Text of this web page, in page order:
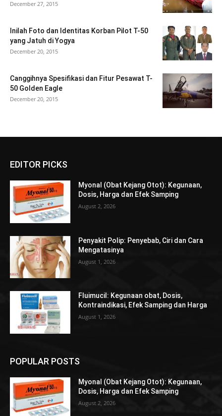
December 27, 2015
Inilah Foto dan Identitas Korban Pilot T-50
yang Jatuh di Yogya
December 20, 2015
Canggihnya Spesifikasi dan Fitur Pesawat T-
50 Golden Eagle
December 20, 2015
EDITOR PICKS
Myonal (Obat Kejang Otot): Kegunaan,
Dosis, Harga dan Efek Samping
August 2, 2026
Penyakit Polip: Penyebab, Ciri dan Cara
Mengatasinya
August 1, 2026
Fluimucil: Kegunaan obat, Dosis,
Kontraindikasi, Efek Samping dan Harga
August 1, 2026
POPULAR POSTS
Myonal (Obat Kejang Otot): Kegunaan,
Dosis, Harga dan Efek Samping
August 2, 2026